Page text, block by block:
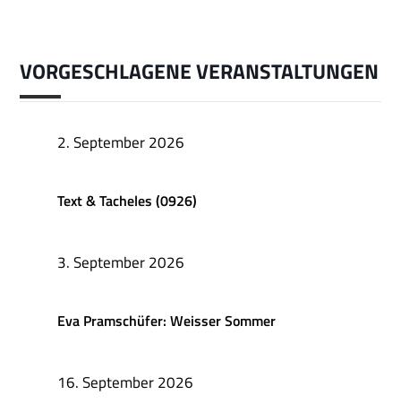
VORGESCHLAGENE VERANSTALTUNGEN
2. September 2026
Text & Tacheles (0926)
3. September 2026
Eva Pramschüfer: Weisser Sommer
16. September 2026